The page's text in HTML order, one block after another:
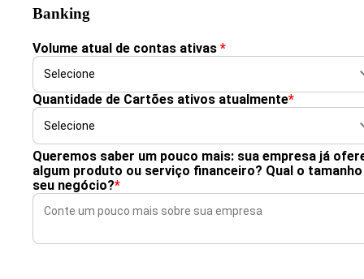
Banking
Volume atual de contas ativas *
Quantidade de Cartões ativos atualmente*
Queremos saber um pouco mais: sua empresa já
algum produto ou serviço financeiro? Qual o
seu negócio?*